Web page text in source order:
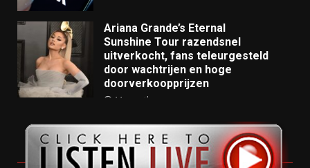
Ariana Grande’s Eternal
Sunshine Tour razendsnel
uitverkocht, fans teleurgesteld
door wachtrijen en hoge
doorverkoopprijzen
11 months ago